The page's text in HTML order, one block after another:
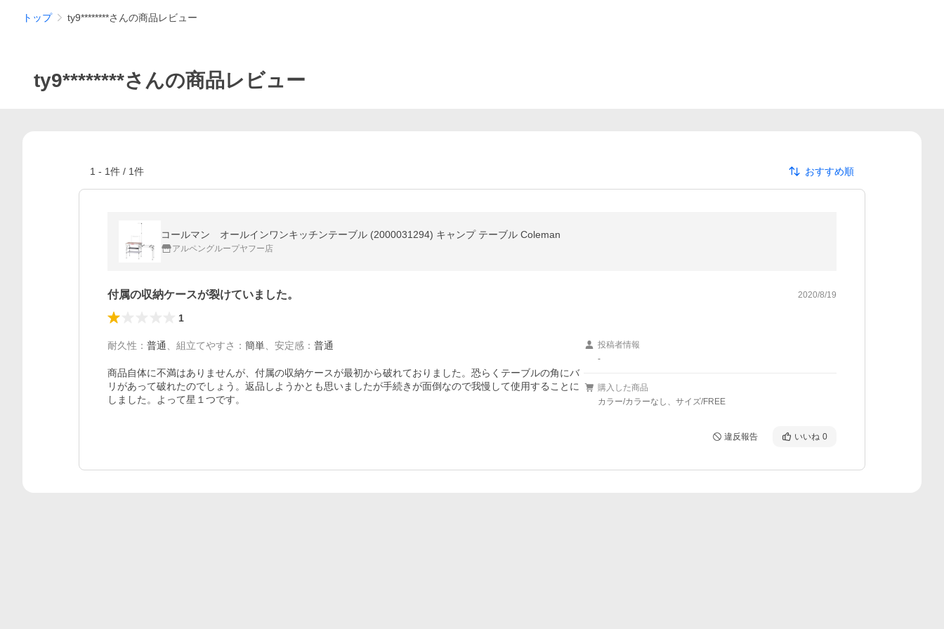
トップ ty9********さんの商品レビュー
ty9********さんの商品レビュー
1 - 1件 / 1件 おすすめ順
コールマン オールインワンキッチンテーブル (2000031294) キャンプ テーブル Coleman
アルペングループヤフー店
付属の収納ケースが裂けていました。 2020/8/19
1
耐久性 ： 普通 組立てやすさ ： 簡単 安定感 ： 普通
商品自体に不満はありませんが、付属の収納ケースが最初から破れておりました。恐らくテーブルの角にバ
リがあって破れたのでしょう。返品しようかとも思いましたが手続きが面倒なので我慢して使用することに
しました。よって星１つです。
投稿者情報
-
購入した商品
カラー/カラーなし、サイズ/FREE
違反報告 いいね 0